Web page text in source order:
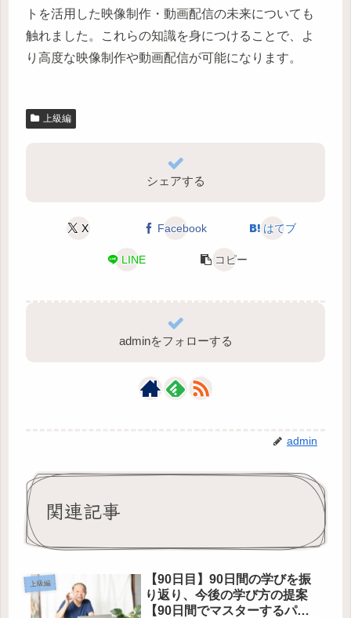
トを活用した映像制作・動画配信の未来についても
触れました。これらの知識を身につけることで、よ
り高度な映像制作や動画配信が可能になります。
上級編
シェアする
X Facebook はてブ
LINE コピー
adminをフォローする
admin
関連記事
上級編
【90日目】90日間の学びを振
り返り、今後の学び方の提案
【90日間でマスターするパソ